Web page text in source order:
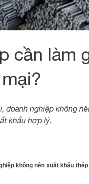
cần làm
doanh nghiệp không
khẩu hợp lý.
không nên xuất khẩu